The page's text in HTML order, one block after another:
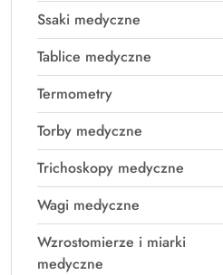
Ssaki medyczne
Tablice medyczne
Termometry
Torby medyczne
Trichoskopy medyczne
Wagi medyczne
Wzrostomierze i miarki
medyczne